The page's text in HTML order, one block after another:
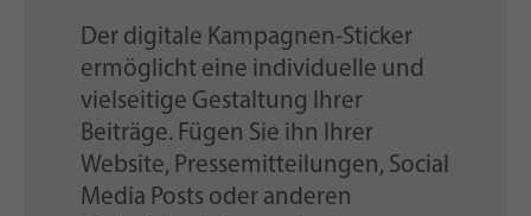
Der digitale Kampagnen-Sticker
ermöglicht eine individuelle und
vielseitige Gestaltung Ihrer
Beiträge. Fügen Sie ihn Ihrer
Website, Pressemitteilungen, Social
Media Posts oder anderen